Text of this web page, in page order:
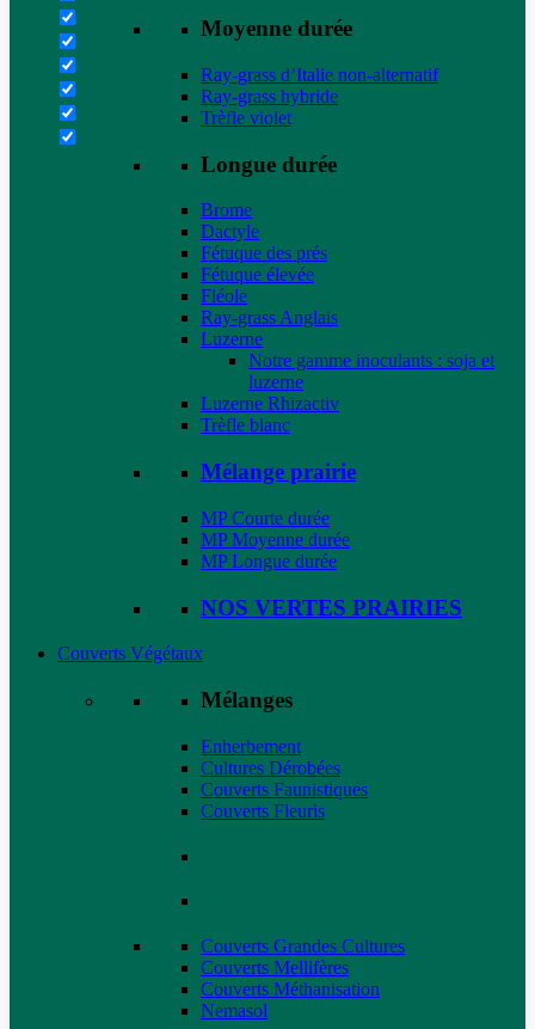
Moyenne durée
Ray-grass d’Italie non-alternatif
Ray-grass hybride
Trèfle violet
Longue durée
Brome
Dactyle
Fétuque des prés
Fétuque élevée
Fléole
Ray-grass Anglais
Luzerne
Notre gamme inoculants : soja et
luzerne
Luzerne Rhizactiv
Trèfle blanc
Mélange prairie
MP Courte durée
MP Moyenne durée
MP Longue durée
NOS VERTES PRAIRIES
Couverts Végétaux
Mélanges
Enherbement
Cultures Dérobées
Couverts Faunistiques
Couverts Fleuris
Couverts Grandes Cultures
Couverts Mellifères
Couverts Méthanisation
Nemasol